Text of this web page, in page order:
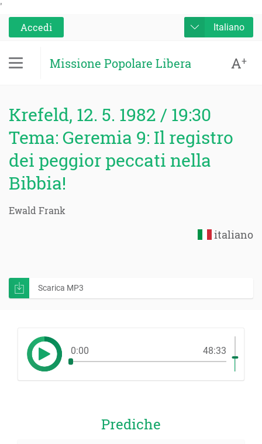
'
Accedi
Italiano
Missione Popolare Libera A+
Krefeld, 12. 5. 1982 / 19:30
Tema: Geremia 9: Il registro
dei peggior peccati nella
Bibbia!
Ewald Frank
italiano
Scarica MP3
0:00 48:33
Prediche